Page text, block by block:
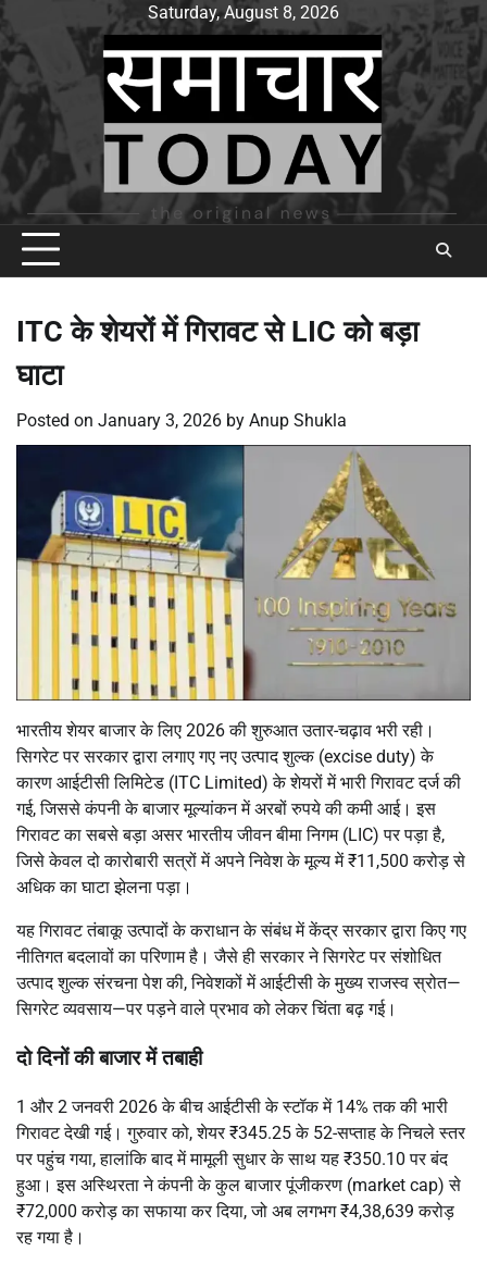
Skip
to
content
Saturday, August 8, 2026
ITC के शेयरों में गिरावट से LIC को बड़ा
घाटा
Posted on January 3, 2026 by Anup Shukla
भारतीय शेयर बाजार के लिए 2026 की शुरुआत उतार-चढ़ाव भरी रही।
सिगरेट पर सरकार द्वारा लगाए गए नए उत्पाद शुल्क (excise duty) के
कारण आईटीसी लिमिटेड (ITC Limited) के शेयरों में भारी गिरावट दर्ज की
गई, जिससे कंपनी के बाजार मूल्यांकन में अरबों रुपये की कमी आई। इस
गिरावट का सबसे बड़ा असर भारतीय जीवन बीमा निगम (LIC) पर पड़ा है,
जिसे केवल दो कारोबारी सत्रों में अपने निवेश के मूल्य में ₹11,500 करोड़ से
अधिक का घाटा झेलना पड़ा।
यह गिरावट तंबाकू उत्पादों के कराधान के संबंध में केंद्र सरकार द्वारा किए गए
नीतिगत बदलावों का परिणाम है। जैसे ही सरकार ने सिगरेट पर संशोधित
उत्पाद शुल्क संरचना पेश की, निवेशकों में आईटीसी के मुख्य राजस्व स्रोत—
सिगरेट व्यवसाय—पर पड़ने वाले प्रभाव को लेकर चिंता बढ़ गई।
दो दिनों की बाजार में तबाही
1 और 2 जनवरी 2026 के बीच आईटीसी के स्टॉक में 14% तक की भारी
गिरावट देखी गई। गुरुवार को, शेयर ₹345.25 के 52-सप्ताह के निचले स्तर
पर पहुंच गया, हालांकि बाद में मामूली सुधार के साथ यह ₹350.10 पर बंद
हुआ। इस अस्थिरता ने कंपनी के कुल बाजार पूंजीकरण (market cap) से
₹72,000 करोड़ का सफाया कर दिया, जो अब लगभग ₹4,38,639 करोड़
रह गया है।